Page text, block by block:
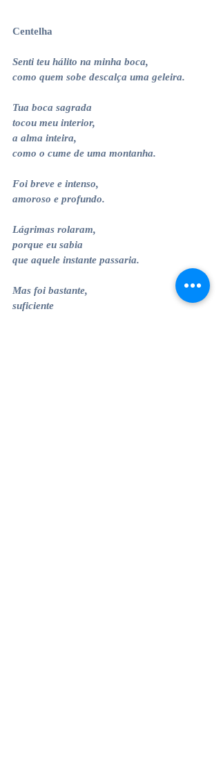
Centelha
Senti teu hálito na minha boca,
como quem sobe descalça uma geleira.
Tua boca sagrada
tocou meu interior,
a alma inteira,
como o cume de uma montanha.
Foi breve e intenso,
amoroso e profundo.
Lágrimas rolaram,
porque eu sabia
que aquele instante passaria.
Mas foi bastante,
suficiente